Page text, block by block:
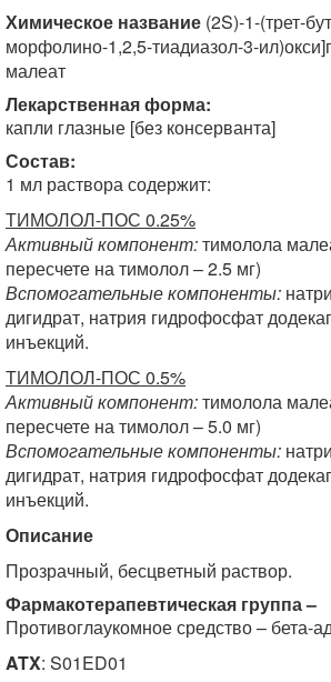
Химическое название (2S)-1-(трет-
морфолино-1,2,5-тиадиазол-3-
малеат
Лекарственная форма:
капли глазные [без консерванта]
Состав:
1 мл раствора содержит:
ТИМОЛОЛ-ПОС 0.25%
Активный компонент:тимолола
пересчете на тимолол – 2.5 мг)
Вспомогательные компоненты:
дигидрат, натрия гидрофосфат
инъекций.
ТИМОЛОЛ-ПОС 0.5%
Активный компонент:тимолола
пересчете на тимолол – 5.0 мг)
Вспомогательные компоненты:
дигидрат, натрия гидрофосфат
инъекций.
Описание
Прозрачный, бесцветный раствор.
Фармакотерапевтическая группа –
Противоглаукомное средство – бета-
ATX: S01ED01